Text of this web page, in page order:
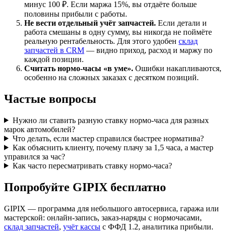
минус 100 ₽. Если маржа 15%, вы отдаёте больше
половины прибыли с работы.
Не вести отдельный учёт запчастей. Если детали и
работа смешаны в одну сумму, вы никогда не поймёте
реальную рентабельность. Для этого удобен склад
запчастей в CRM — видно приход, расход и маржу по
каждой позиции.
Считать нормо-часы «в уме». Ошибки накапливаются,
особенно на сложных заказах с десятком позиций.
Частые вопросы
Нужно ли ставить разную ставку нормо-часа для разных
марок автомобилей?
Что делать, если мастер справился быстрее норматива?
Как объяснить клиенту, почему плачу за 1,5 часа, а мастер
управился за час?
Как часто пересматривать ставку нормо-часа?
Попробуйте GIPIX бесплатно
GIPIX — программа для небольшого автосервиса, гаража или
мастерской: онлайн-запись, заказ-наряды с нормочасами,
склад запчастей, учёт кассы с ФФД 1.2, аналитика прибыли.